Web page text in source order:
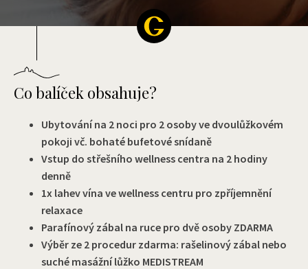
Co balíček obsahuje?
Ubytování na 2 noci pro 2 osoby ve dvoulůžkovém
pokoji vč. bohaté bufetové snídaně
Vstup do střešního wellness centra na 2 hodiny
denně
1x lahev vína ve wellness centru pro zpříjemnění
relaxace
Parafínový zábal na ruce pro dvě osoby ZDARMA
Výběr ze 2 procedur zdarma: rašelinový zábal nebo
suché masážní lůžko MEDISTREAM